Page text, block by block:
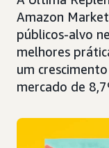
Amazon
públicos-alvo
melhores
um
mercado de